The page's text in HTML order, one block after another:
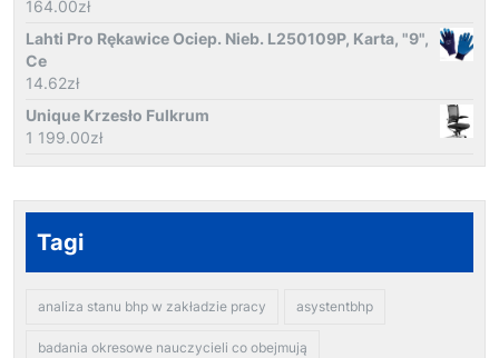
164.00zł
Lahti Pro Rękawice Ociep. Nieb. L250109P, Karta, "9",
Ce
14.62zł
Unique Krzesło Fulkrum
1 199.00zł
Tagi
analiza stanu bhp w zakładzie pracy asystentbhp
badania okresowe nauczycieli co obejmują